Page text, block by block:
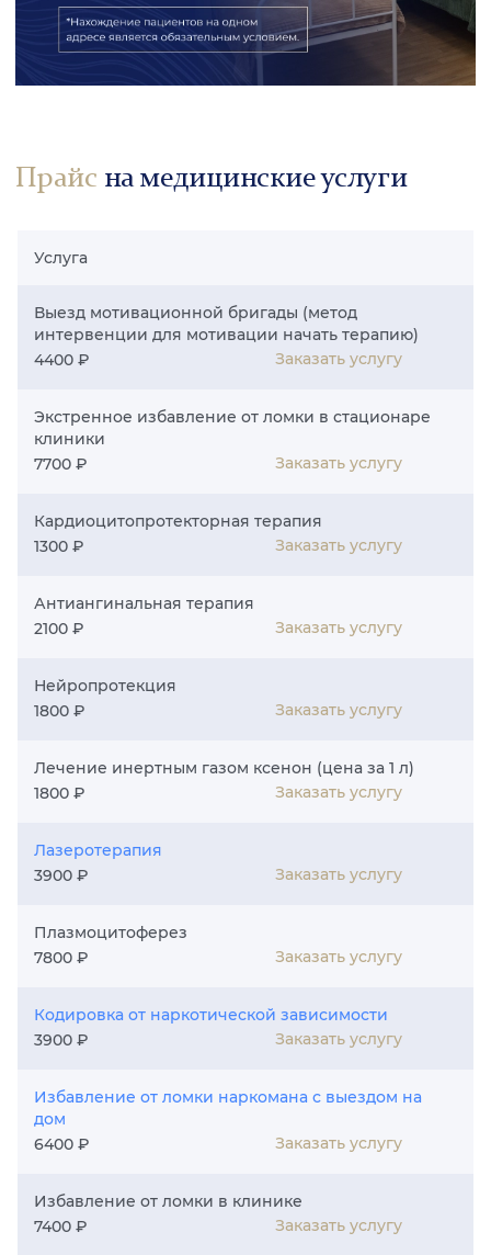
Прайс на медицинские услуги
Услуга
Выезд мотивационной бригады (метод
интервенции для мотивации начать терапию)
4400 ₽
Заказать услугу
Экстренное избавление от ломки в стационаре
клиники
7700 ₽
Заказать услугу
Кардиоцитопротекторная терапия
1300 ₽
Заказать услугу
Антиангинальная терапия
2100 ₽
Заказать услугу
Нейропротекция
1800 ₽
Заказать услугу
Лечение инертным газом ксенон (цена за 1 л)
1800 ₽
Заказать услугу
Лазеротерапия
3900 ₽
Заказать услугу
Плазмоцитоферез
7800 ₽
Заказать услугу
Кодировка от наркотической зависимости
3900 ₽
Заказать услугу
Избавление от ломки наркомана с выездом на
дом
6400 ₽
Заказать услугу
Избавление от ломки в клинике
7400 ₽
Заказать услугу